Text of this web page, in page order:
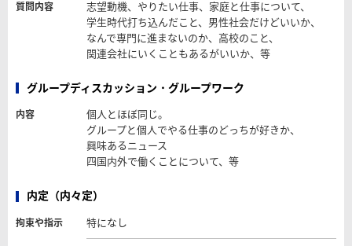
質問内容
志望動機、やりたい仕事、家庭と仕事について、
学生時代打ち込んだこと、男性社会だけどいいか、
なんで専門に進まないのか、高校のこと、
関連会社にいくこともあるがいいか、等
グループディスカッション・グループワーク
内容
個人とほぼ同じ。
グループと個人でやる仕事のどっちが好きか、
興味あるニュース
四国内外で働くことについて、等
内定（内々定）
拘束や指示 特になし